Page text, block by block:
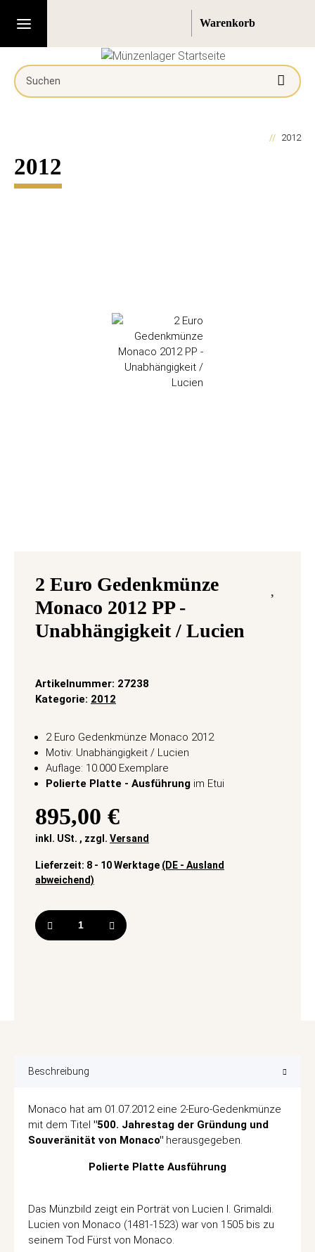
2012
2012
2 Euro Gedenkmünze
Monaco 2012 PP -
Unabhängigkeit / Lucien
Artikelnummer: 27238
Kategorie: 2012
2 Euro Gedenkmünze Monaco 2012
Motiv: Unabhängigkeit / Lucien
Auflage: 10.000 Exemplare
Polierte Platte - Ausführung im Etui
895,00 €
inkl. USt. , zzgl. Versand
Lieferzeit: 8 - 10 Werktage (DE - Ausland
abweichend)
Beschreibung
Monaco hat am 01.07.2012 eine 2-Euro-Gedenkmünze
mit dem Titel "500. Jahrestag der Gründung und
Souveränität von Monaco" herausgegeben.
Polierte Platte Ausführung
Das Münzbild zeigt ein Porträt von Lucien I. Grimaldi.
Lucien von Monaco (1481-1523) war von 1505 bis zu
seinem Tod Fürst von Monaco.